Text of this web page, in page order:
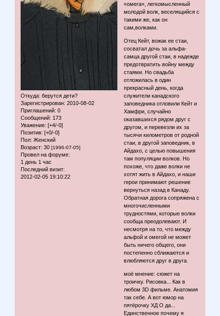
Откуда: берутся дети?
Зарегистрирован: 2010-08-02
Приглашений: 0
Сообщений: 173
Уважение: [+4/-0]
Позитив: [+0/-0]
Пол: Женский
Возраст: 30 [1996-07-05]
Провел на форуме:
1 день 1 час
Последний визит:
2012-02-05 19:10:22
«омега», легкомысленный
молодой волк, веселящийся с
такими же, как он
сам,волками.
Отец Кейт, вожак ее стаи,
сосватал дочь за альфа-
самца другой стаи, в надежде
предотвратить войну между
стаями. Но свадьба
отложилась в один
прекрасный день, когда
служители канадского
заповедника отловили Кейт и
Хамфри, случайно
оказавшихся рядом друг с
другом, и перевезли их за
тысячи километров от родной
стаи, в другой заповедник, в
Айдахо, с целью повышения
там популяции волков. Но
похоже, что даже волки не
хотят жить в Айдахо, и наши
герои принимают решение
вернуться назад в Канаду.
Обратная дорога сопряжена с
многочисленными
трудностями, которые волки
сообща преодолевают. И
несмотря на то, что между
альфой и омегой не может
быть ничего общего, они
постепенно сближаются и
влюбляются друг в друга.
моё мнение: сюжет на
троичку. Рисовка... Как в
любом 3D фильме. Анатомия
так себе. А вот юмор на
пятёрочку ХД О да...
Единственное почему я